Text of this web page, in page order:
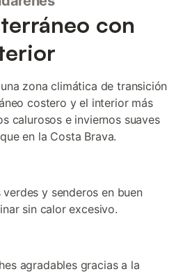
con
zona climática de transición
costero y el interior más
calurosos e inviernos suaves
en la Costa Brava.
verdes y senderos en buen
sin calor excesivo.
agradables gracias a la